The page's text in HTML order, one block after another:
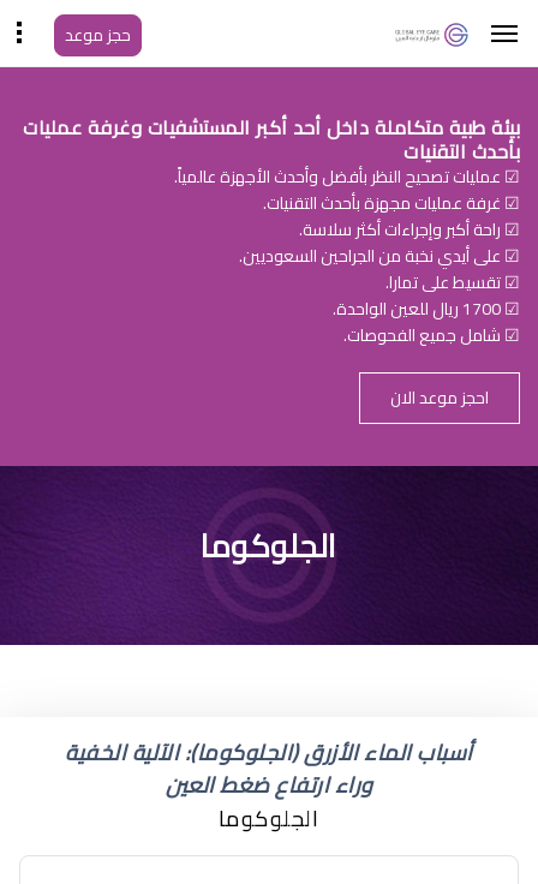
حجز موعد
بيئة طبية متكاملة داخل أحد أكبر المستشفيات وغرفة عمليات
بأحدث التقنيات
☑ عمليات تصحيح النظر بأفضل وأحدث الأجهزة عالمياً.
☑ غرفة عمليات مجهزة بأحدث التقنيات.
☑ راحة أكبر وإجراءات أكثر سلاسة.
☑ على أيدي نخبة من الجراحين السعوديين.
☑ تقسيط على تمارا.
☑ 1700 ريال للعين الواحدة.
☑ شامل جميع الفحوصات.
احجز موعد الان
الاسم العلمي للمياه
الزرقاء والتي تسبب ارتفاع
ضغط العين
الجلوكوما
أسباب الماء الأزرق (الجلوكوما): الآلية الخفية
وراء ارتفاع ضغط العين
الجلوكوما